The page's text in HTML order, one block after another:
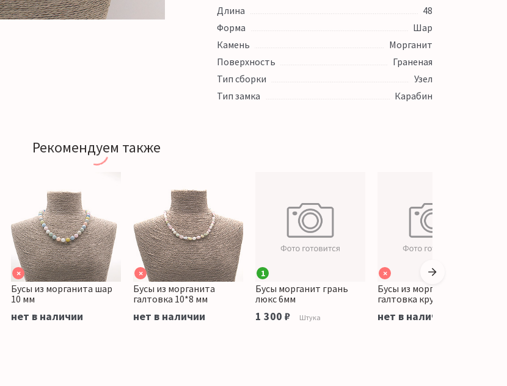
Длина
48
Форма
Шар
Камень
Морганит
Поверхность
Граненая
Тип сборки
Узел
Тип замка
Карабин
Рекомендуем также
×
Бусы из морганита шар
10 мм
нет в наличии
×
Бусы из морганита
галтовка 10*8 мм
нет в наличии
1
Бусы морганит грань
люкс 6мм
1 300 ₽ Штука
×
Бусы из морганита
галтовка крупная
нет в наличии